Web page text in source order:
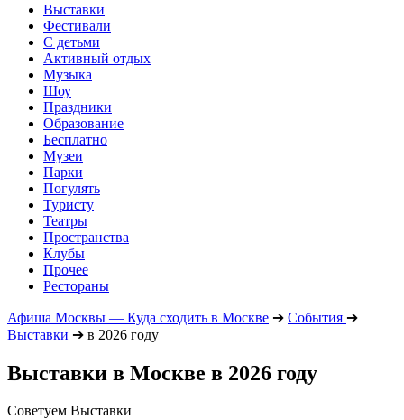
Выставки
Фестивали
С детьми
Активный отдых
Музыка
Шоу
Праздники
Образование
Бесплатно
Музеи
Парки
Погулять
Туристу
Театры
Пространства
Клубы
Прочее
Рестораны
Афиша Москвы — Куда сходить в Москве ➔ События ➔
Выставки ➔ в 2026 году
Выставки в Москве в 2026 году
Советуем Выставки